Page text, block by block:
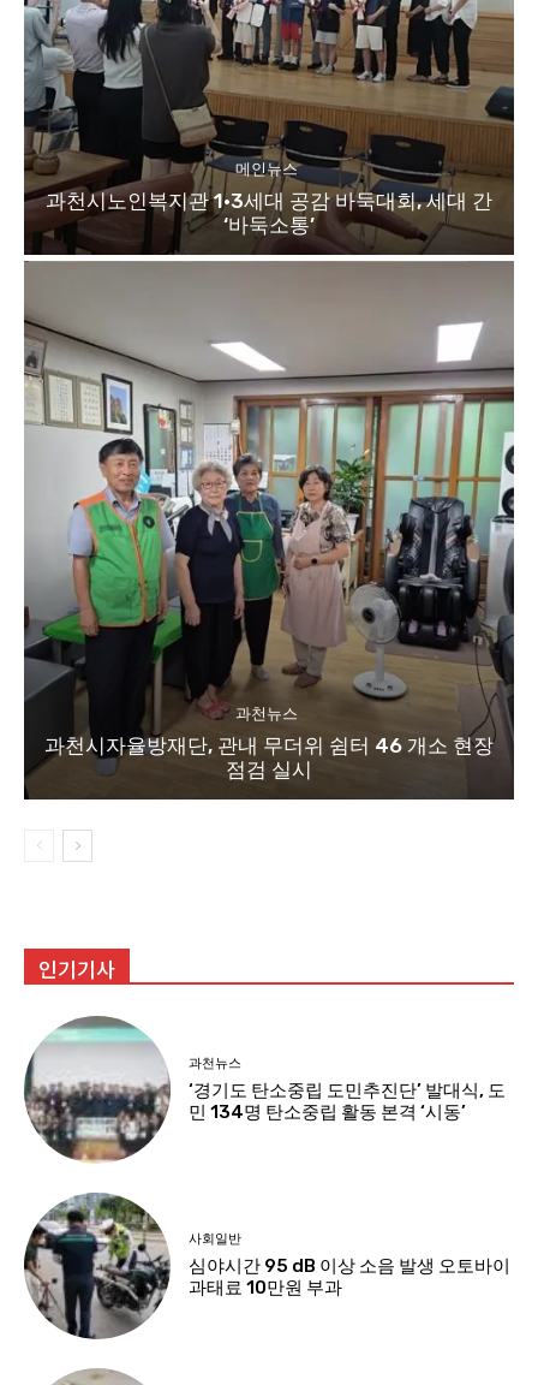
메인뉴스
과천시노인복지관 1·3세대 공감 바둑대회, 세대 간
‘바둑소통’
과천뉴스
과천시자율방재단, 관내 무더위 쉼터 46 개소 현장
점검 실시
인기기사
과천뉴스
‘경기도 탄소중립 도민추진단’ 발대식, 도
민 134명 탄소중립 활동 본격 ‘시동’
사회일반
심야시간 95 dB 이상 소음 발생 오토바이
과태료 10만원 부과